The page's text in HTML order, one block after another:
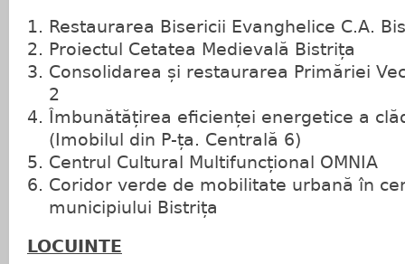
Restaurarea Bisericii Evanghelice C.A.
Proiectul Cetatea Medievală Bistrița
Consolidarea și restaurarea Primăriei
2
Îmbunătățirea eficienței energetice a
(Imobilul din P-ța. Centrală 6)
Centrul Cultural Multifuncțional OMNIA
Coridor verde de mobilitate urbană în
municipiului Bistrița
LOCUINTE